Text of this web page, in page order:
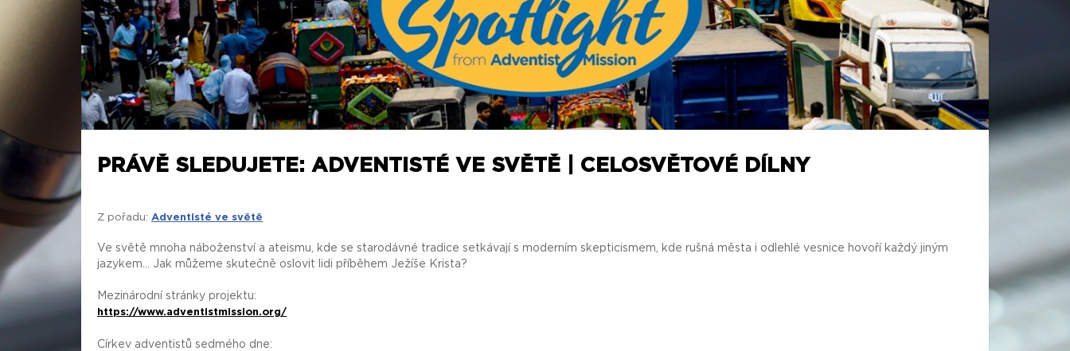
PRÁVĚ SLEDUJETE: ADVENTISTÉ VE SVĚTĚ | CELOSVĚTOVÉ DÍLNY
Z pořadu: Adventisté ve světě
Ve světě mnoha náboženství a ateismu, kde se starodávné tradice setkávají s moderním skepticismem, kde rušná města i odlehlé vesnice hovoří každý jiným
jazykem... Jak můžeme skutečně oslovit lidi příběhem Ježíše Krista?
Mezinárodní stránky projektu:
https://www.adventistmission.org/
Církev adventistů sedmého dne: